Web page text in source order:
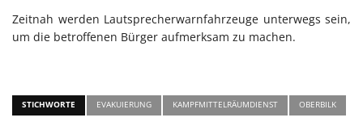
Zeitnah werden Lautsprecherwarnfahrzeuge unterwegs sein,
um die betroffenen Bürger aufmerksam zu machen.
STICHWORTE EVAKUIERUNG KAMPFMITTELRÄUMDIENST OBERBILK